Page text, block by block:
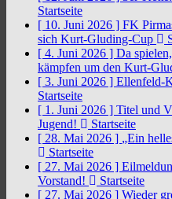
Startseite
[ 10. Juni 2026 ] FK
sich Kurt-Gluding-Cup
[ 4. Juni 2026 ] Da
kämpfen um den Kurt-
[ 3. Juni 2026 ] Ellenfeld-
Startseite
[ 1. Juni 2026 ] Titel und
Jugend!
Startseite
[ 28. Mai 2026 ] „Ein
Startseite
[ 27. Mai 2026 ]
Vorstand!
Startseite
[ 27. Mai 2026 ] Wieder